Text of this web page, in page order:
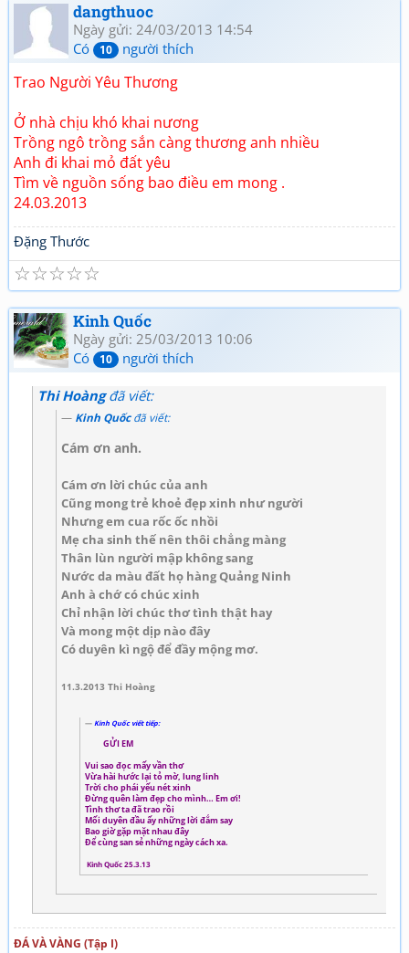
dangthuoc
Ngày gửi: 24/03/2013 14:54
Có
10 người thích
Trao Người Yêu Thương
Ở nhà chịu khó khai nương
Trồng ngô trồng sắn càng thương anh nhiều
Anh đi khai mỏ đất yêu
Tìm về nguồn sống bao điều em mong .
24.03.2013
Đặng Thước
☆
☆
☆
☆
☆
Kinh Quốc
Ngày gửi: 25/03/2013 10:06
Có
10 người thích
Thi Hoàngđã viết:
Kinh Quốcđã viết:
Cám ơn anh.
Cám ơn lời chúc của anh
Cũng mong trẻ khoẻ đẹp xinh như người
Nhưng em cua rốc ốc nhồi
Mẹ cha sinh thế nên thôi chẳng màng
Thân lùn người mập không sang
Nước da màu đất họ hàng Quảng Ninh
Anh à chớ có chúc xinh
Chỉ nhận lời chúc thơ tình thật hay
Và mong một dịp nào đây
Có duyên kì ngộ để đầy mộng mơ.
11.3.2013 Thi Hoàng
Kinh Quốc viết tiếp:
GỬI EM
Vui sao đọc mấy vần thơ
Vừa hài hước lại tỏ mờ, lung linh
Trời cho phái yếu nét xinh
Đừng quên làm đẹp cho mình… Em ơi!
Tình thơ ta đã trao rồi
Mối duyên đầu ấy những lời đắm say
Bao giờ gặp mặt nhau đây
Để cùng san sẻ những ngày cách xa.
Kinh Quốc 25.3.13
ĐÁ VÀ VÀNG (Tập I)